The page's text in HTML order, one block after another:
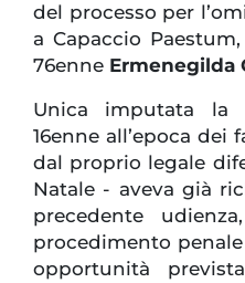
del processo per
a Capaccio
76enne Ermenegilda
Unica imputata la
16enne all’epoca dei
dal proprio legale
Natale - aveva già
precedente
procedimento
opportunità